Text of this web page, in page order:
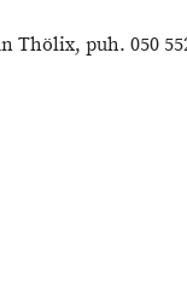
Thölix, puh. 050